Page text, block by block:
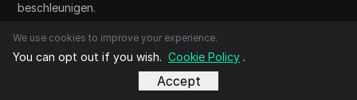
beschleunigen.
Fazit
Die Wahl des besten Antidetect-Browsers für Multi-
Account-Management bedeutet weniger das Tool mit den
We use cookies to improve your experience.
You can opt out if you wish. Cookie Policy .
Accept